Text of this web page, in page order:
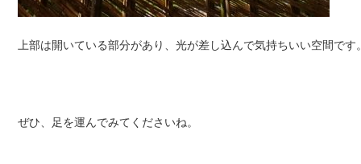
上部は開いている部分があり、光が差し込んで気持ちいい空間です
ぜひ、足を運んでみてくださいね。